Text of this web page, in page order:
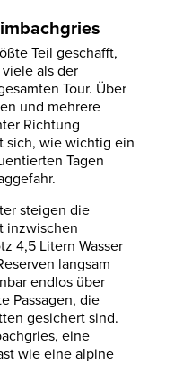
Teil geschafft,
als der
Tour. Über
und mehrere
Richtung
sich, wie wichtig ein
Tagen
steigen die
inzwischen
4,5 Litern Wasser
langsam
endlos über
Passagen, die
gesichert sind.
eine
wie eine alpine